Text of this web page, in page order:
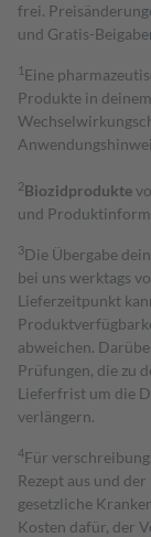
frei.
und Gratis-
1 Eine
Produkte in
2Biozidprodukte
und
3Die Übergabe
bei uns werktags
Lieferzeitpunkt
abweichen.
Prüfungen, die zu
Lieferfrist um die
verlängern.
4Für
Rezept aus und
gesetzliche
Kosten dafür, der